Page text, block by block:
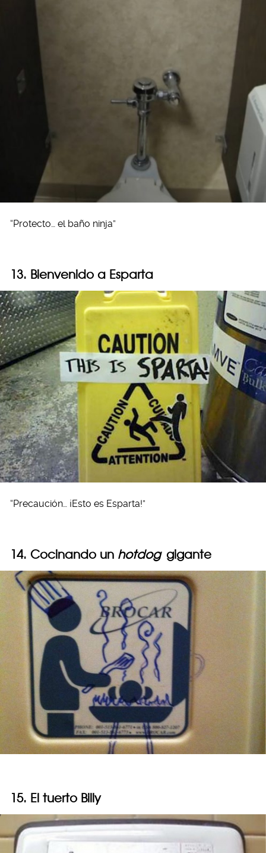
“Protecto… el baño ninja”
13. Bienvenido a Esparta
“Precaución… ¡Esto es Esparta!”
14. Cocinando un hotdog gigante
15. El tuerto Billy